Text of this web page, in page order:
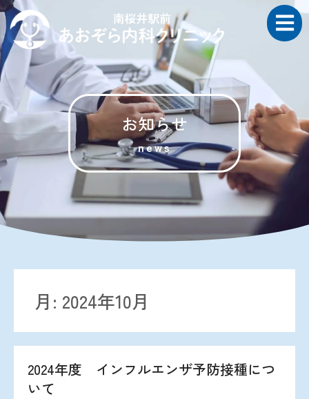
お知らせ
news
月: 2024年10月
2024年度 インフルエンザ予防接種につ
いて